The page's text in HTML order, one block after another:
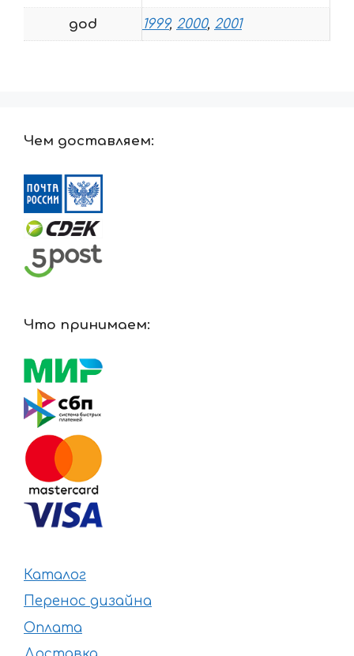
god 1999, 2000, 2001
Чем доставляем:
Что принимаем:
Каталог
Перенос дизайна
Оплата